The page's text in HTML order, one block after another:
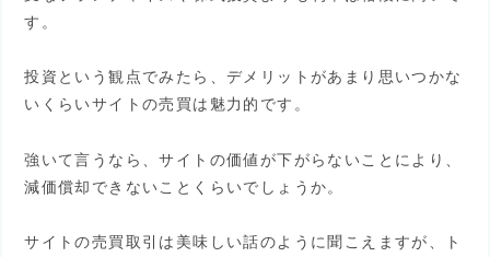
す。
投資という観点でみたら、デメリットがあまり思いつかな
いくらいサイトの売買は魅力的です。
強いて言うなら、サイトの価値が下がらないことにより、
減価償却できないことくらいでしょうか。
サイトの売買取引は美味しい話のように聞こえますが、ト